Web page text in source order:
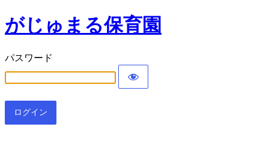
がじゅまる保育園
パスワード